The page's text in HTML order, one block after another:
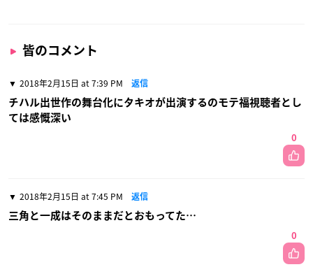
皆のコメント
2018年2月15日 at 7:39 PM 返信
チハル出世作の舞台化にタキオが出演するのモテ福視聴者とし
ては感慨深い
0
2018年2月15日 at 7:45 PM 返信
三角と一成はそのままだとおもってた…
0